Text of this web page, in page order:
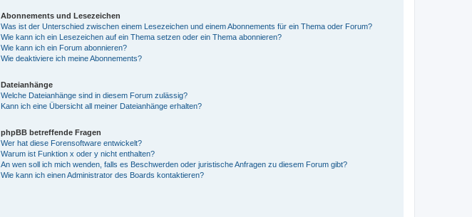
Abonnements und Lesezeichen
Was ist der Unterschied zwischen einem Lesezeichen und einem Abonnements für ein Thema oder Forum?
Wie kann ich ein Lesezeichen auf ein Thema setzen oder ein Thema abonnieren?
Wie kann ich ein Forum abonnieren?
Wie deaktiviere ich meine Abonnements?
Dateianhänge
Welche Dateianhänge sind in diesem Forum zulässig?
Kann ich eine Übersicht all meiner Dateianhänge erhalten?
phpBB betreffende Fragen
Wer hat diese Forensoftware entwickelt?
Warum ist Funktion x oder y nicht enthalten?
An wen soll ich mich wenden, falls es Beschwerden oder juristische Anfragen zu diesem Forum gibt?
Wie kann ich einen Administrator des Boards kontaktieren?